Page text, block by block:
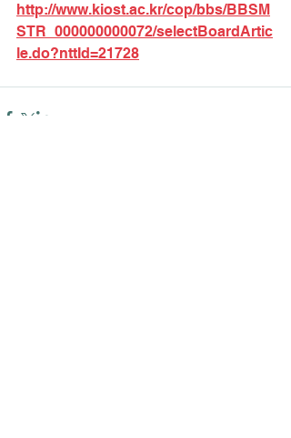
http://www.kiost.ac.kr/cop/bbs/BBSM
STR_000000000072/selectBoardArtic
le.do?nttId=21728